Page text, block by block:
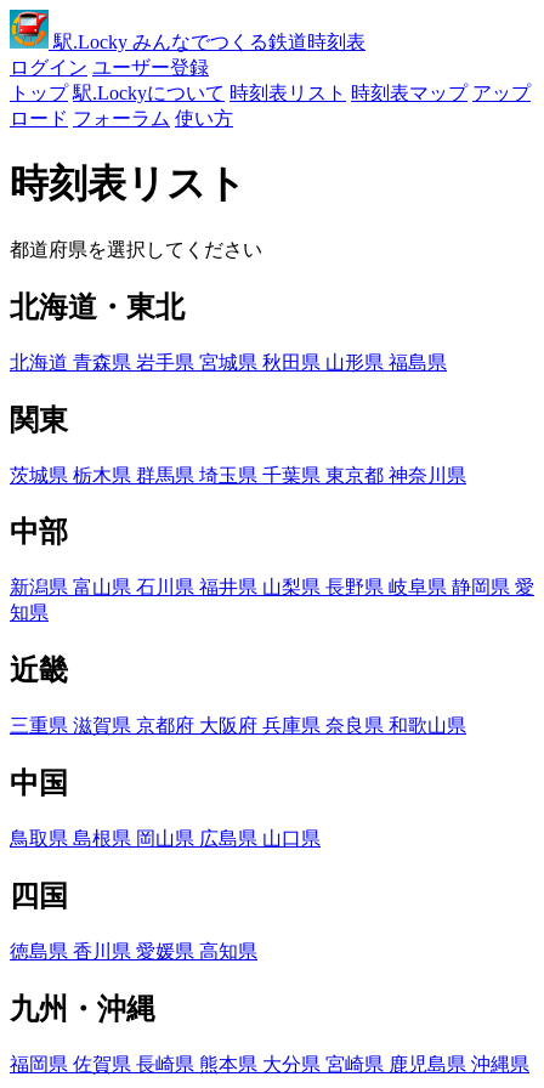
駅.Locky みんなでつくる鉄道時刻表
ログイン ユーザー登録
トップ 駅.Lockyについて 時刻表リスト 時刻表マップ アップ
ロード フォーラム 使い方
時刻表リスト
都道府県を選択してください
北海道・東北
北海道 青森県 岩手県 宮城県 秋田県 山形県 福島県
関東
茨城県 栃木県 群馬県 埼玉県 千葉県 東京都 神奈川県
中部
新潟県 富山県 石川県 福井県 山梨県 長野県 岐阜県 静岡県 愛
知県
近畿
三重県 滋賀県 京都府 大阪府 兵庫県 奈良県 和歌山県
中国
鳥取県 島根県 岡山県 広島県 山口県
四国
徳島県 香川県 愛媛県 高知県
九州・沖縄
福岡県 佐賀県 長崎県 熊本県 大分県 宮崎県 鹿児島県 沖縄県